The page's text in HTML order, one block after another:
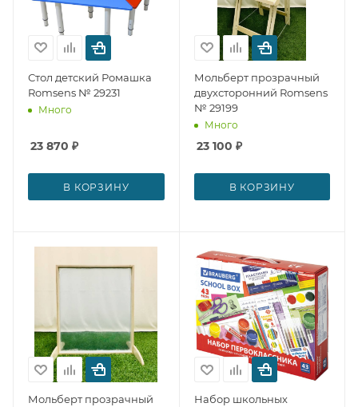
Стол детский Ромашка
Romsens № 29231
Много
23 870 ₽
В КОРЗИНУ
Мольберт прозрачный
двухсторонний Romsens
№ 29199
Много
23 100 ₽
В КОРЗИНУ
Мольберт прозрачный
Набор школьных